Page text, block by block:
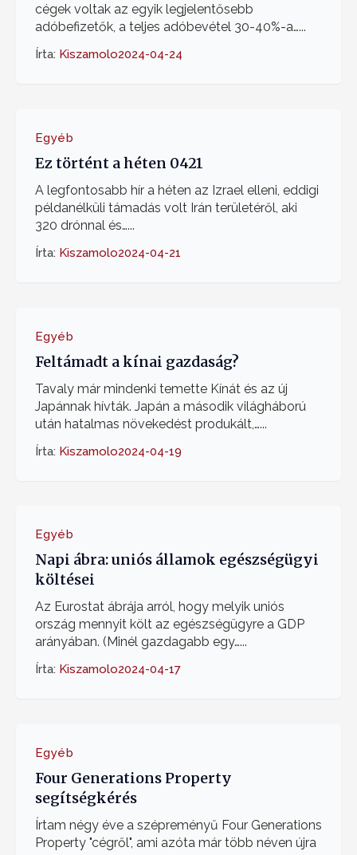
cégek voltak az egyik legjelentősebb
adóbefizetők, a teljes adóbevétel 30-40%-a…...
Írta: Kiszamolo2024-04-24
Egyéb
Ez történt a héten 0421
A legfontosabb hír a héten az Izrael elleni, eddigi
példanélküli támadás volt Irán területéről, aki
320 drónnal és…...
Írta: Kiszamolo2024-04-21
Egyéb
Feltámadt a kínai gazdaság?
Tavaly már mindenki temette Kínát és az új
Japánnak hívták. Japán a második világháború
után hatalmas növekedést produkált,…...
Írta: Kiszamolo2024-04-19
Egyéb
Napi ábra: uniós államok egészségügyi
költései
Az Eurostat ábrája arról, hogy melyik uniós
ország mennyit költ az egészségügyre a GDP
arányában. (Minél gazdagabb egy…...
Írta: Kiszamolo2024-04-17
Egyéb
Four Generations Property
segítségkérés
Írtam négy éve a szépreményű Four Generations
Property "cégről", ami azóta már több néven újra